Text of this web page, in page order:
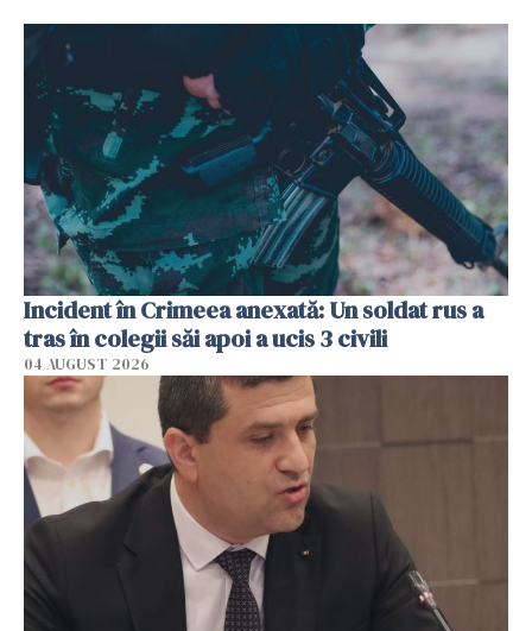
Incident în Crimeea anexată: Un soldat rus a
tras în colegii săi apoi a ucis 3 civili
04 AUGUST 2026